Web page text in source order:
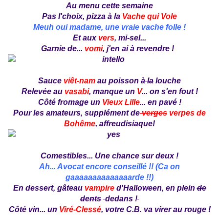
Au menu cette semaine
Pas l'choix, pizza à la Vache qui Vole
Meuh oui madame, une vraie vache folle !
Et aux vers, mi-sel...
Garnie de... vomi, j'en ai à revendre !
Sauce viêt-nam au poisson à la louche
Relevée au vasabi, manque un V... on s'en fout !
Côté fromage un Vieux Lille... en pavé !
Pour les amateurs, supplément deverges verpes de
Bohême, affreudisiaque!
Comestibles... Une chance sur deux !
Ah... Avocat encore conseillé !! (Ca on
gaaaaaaaaaaaaaarde !!)
En dessert, gâteau vampired'Halloween, en pleinde
dents dedans !
Côté vin... un Viré-Clessé, votre C.B. va virer au rouge !